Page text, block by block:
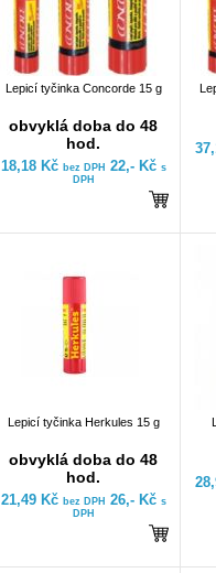
Lepicí tyčinka Concorde 15 g
obvyklá doba do 48
hod.
18,18 Kč bez DPH 22,- Kč s
DPH
Lepicí tyčinka Herkules 15 g
obvyklá doba do 48
hod.
21,49 Kč bez DPH 26,- Kč s
DPH